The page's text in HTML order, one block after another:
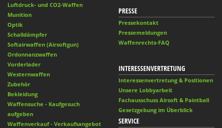
Luftdruck- und CO2-Waffen
Munition
Optik
Schalldämpfer
Softairwaffen (Airsoftgun)
Ordonnanzwaffen
Vorderlader
Westernwaffen
Zubehör
Bekleidung
Waffensuche - Kaufgesuch
aufgeben
Waffenverkauf - Verkaufsangebot
PRESSE
Pressekontakt
Pressemeldungen
Waffenrechts-FAQ
INTERESSENVERTRETUNG
Interessenvertretung & Positionen
Unsere Lobbyarbeit
Fachausschuss Airsoft & Paintball
Gesetzgebung im Überblick
SERVICE